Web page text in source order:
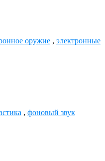
оружие , электронные
, фоновый звук